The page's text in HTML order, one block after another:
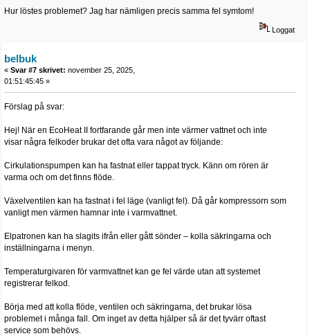
Hur löstes problemet? Jag har nämligen precis samma fel symtom!
Loggat
belbuk
« Svar #7 skrivet: november 25, 2025,
01:51:45:45 »
Förslag på svar:
Hej! När en EcoHeat II fortfarande går men inte värmer vattnet och inte
visar några felkoder brukar det ofta vara något av följande:
Cirkulationspumpen kan ha fastnat eller tappat tryck. Känn om rören är
varma och om det finns flöde.
Växelventilen kan ha fastnat i fel läge (vanligt fel). Då går kompressorn som
vanligt men värmen hamnar inte i varmvattnet.
Elpatronen kan ha slagits ifrån eller gått sönder – kolla säkringarna och
inställningarna i menyn.
Temperaturgivaren för varmvattnet kan ge fel värde utan att systemet
registrerar felkod.
Börja med att kolla flöde, ventilen och säkringarna, det brukar lösa
problemet i många fall. Om inget av detta hjälper så är det tyvärr oftast
service som behövs.